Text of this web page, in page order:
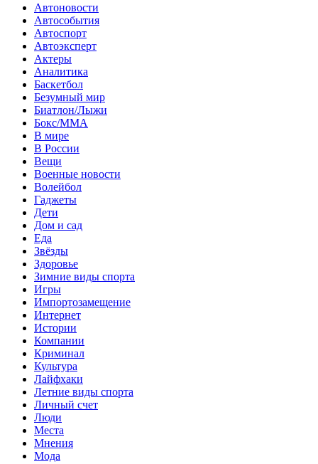
Автоновости
Автособытия
Автоспорт
Автоэксперт
Актеры
Аналитика
Баскетбол
Безумный мир
Биатлон/Лыжи
Бокс/MMA
В мире
В России
Вещи
Военные новости
Волейбол
Гаджеты
Дети
Дом и сад
Еда
Звёзды
Здоровье
Зимние виды спорта
Игры
Импортозамещение
Интернет
Истории
Компании
Криминал
Культура
Лайфхаки
Летние виды спорта
Личный счет
Люди
Места
Мнения
Мода